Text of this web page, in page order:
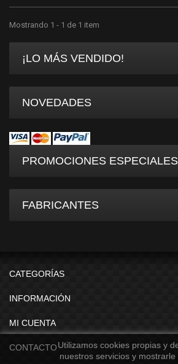
Mostrando 1 - 1 de 1 item
¡LO MÁS VENDIDO!
NOVEDADES
PROMOCIONES ESPECIALES
FABRICANTES
CATEGORÍAS
INFORMACIÓN
MI CUENTA
CONTACTOUtilizamos cookies propias y
nuestros servicios y